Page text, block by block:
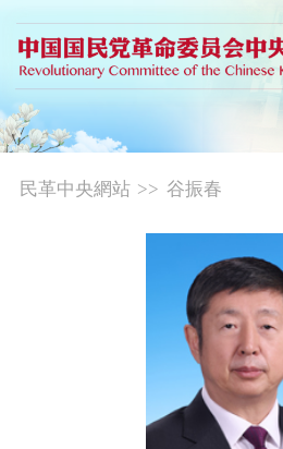
民革中央網站 >> 谷振春